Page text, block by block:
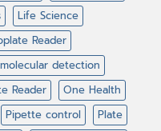
Life Science
Reader
molecular detection
Reader
One Health
Pipette control
Plate